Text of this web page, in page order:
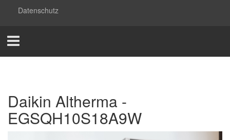
Datenschutz
Daikin Altherma -
EGSQH10S18A9W